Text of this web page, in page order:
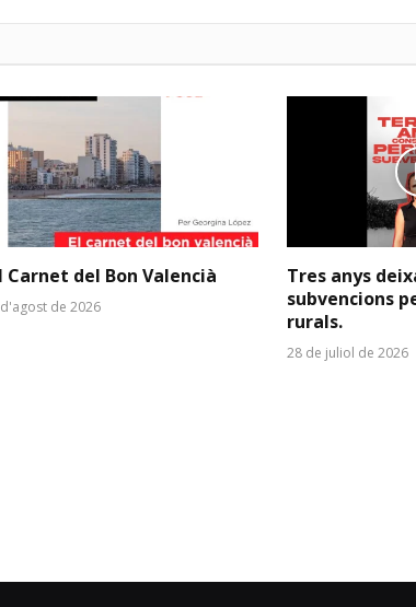
Carnet del Bon Valencià
de 2026
Tres anys
subvencions
rurals.
28 de juliol de 2026